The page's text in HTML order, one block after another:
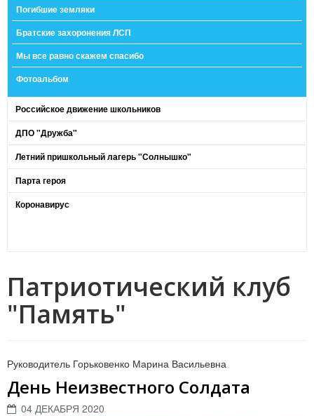
Погибшие земляки
Братские захоронения ЛСП
Мы все равно скажем спасибо
Фотоальбом
Российское движение школьников
ДПО "Дружба"
Летний пришкольный лагерь "Солнышко"
Парта героя
Коронавирус
Патриотический клуб
"Память"
Руководитель Горьковенко Марина Васильевна
День Неизвестного Солдата
04 ДЕКАБРЯ 2020